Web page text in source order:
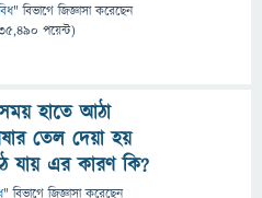
" বিভাগে জিজ্ঞাসাকরেছেন
পয়েন্ট)
হাতে আঠা
তেল দেয়া হয়
যায় এর কারণ কি?
" বিভাগে জিজ্ঞাসাকরেছেন